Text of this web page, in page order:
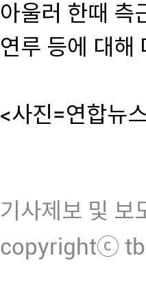
아울러 한때 측
연루 등에 대해
<사진=연합뉴
기사제보 및
copyrightⓒ